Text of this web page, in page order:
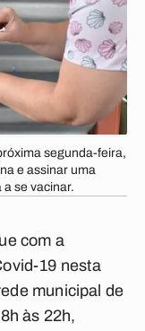
segunda-feira,
e assinar uma
se vacinar.
com a
19 nesta
municipal de
às 22h,